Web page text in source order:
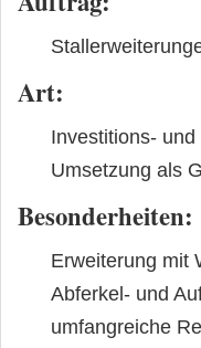
Art:
Investitions-
Umsetzung als
Besonderheiten:
Erweiterung mit
Abferkel- und
umfangreiche